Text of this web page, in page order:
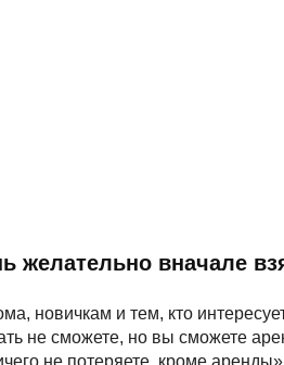
желательно вначале
новичкам и тем, кто
не сможете, но вы сможете